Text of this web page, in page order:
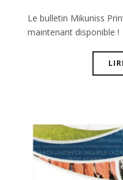
Le bulletin Mikuniss
maintenant disponible !